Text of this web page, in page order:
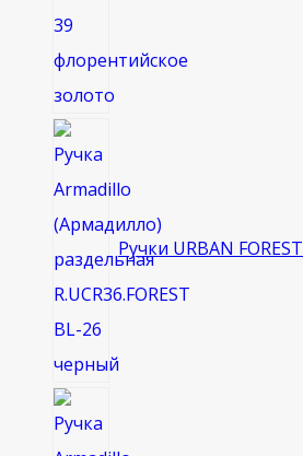
Ручки URBAN FOREST